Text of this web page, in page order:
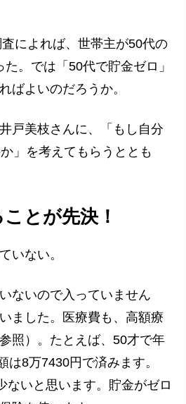
によれば、世帯主が50代の
。では「50代で貯金ゼロ」
ばよいのだろうか。
戸美枝さんに、「もし自分
」を考えてもらうととも
とが先決！
いない。
ないので入っていません
ました。医療費も、高額療
照）。たとえば、50才で年
8万7430円で済みます。
ないと思います。貯金がゼロ